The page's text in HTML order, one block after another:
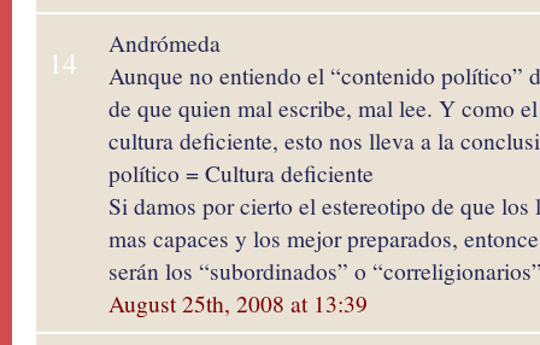
14
Andrómeda
Aunque no entiendo el “contenido político”
de que quien mal escribe, mal lee. Y como
cultura deficiente, esto nos lleva a la
político = Cultura deficiente
Si damos por cierto el estereotipo de que
mas capaces y los mejor preparados,
serán los “subordinados” o
August 25th, 2008 at 13:39